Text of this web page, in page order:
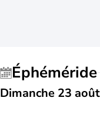
Éphéméride
Dimanche 23 août